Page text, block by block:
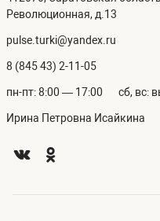
Революционная, д.13
pulse.turki@yandex.ru
8 (845 43) 2-11-05
пн-пт: 8:00 — 17:00 сб, вс:
Ирина Петровна Исайкина